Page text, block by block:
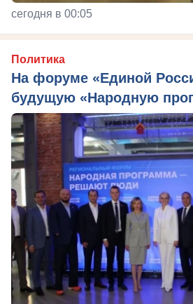
сегодня в 00:05
Политика
На форуме «Единой
будущую «Народную